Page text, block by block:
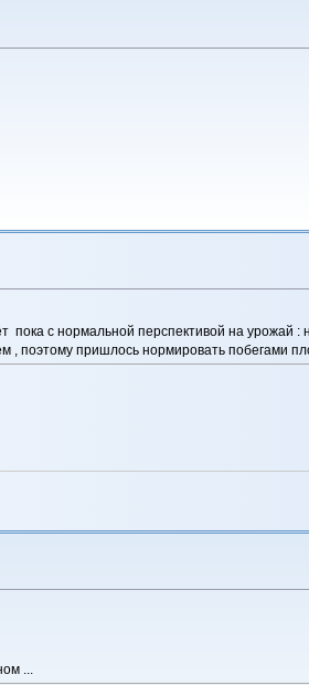
с нормальной перспективой на урожай :
поэтому пришлось нормировать побегами
...